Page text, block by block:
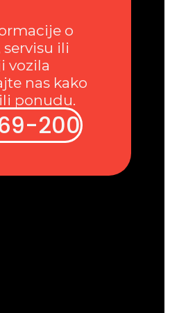
o
ili
vozila
nas kako
ponudu.
200